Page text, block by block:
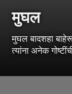
मुघल
मुघल बादशहा
त्यांना अनेक